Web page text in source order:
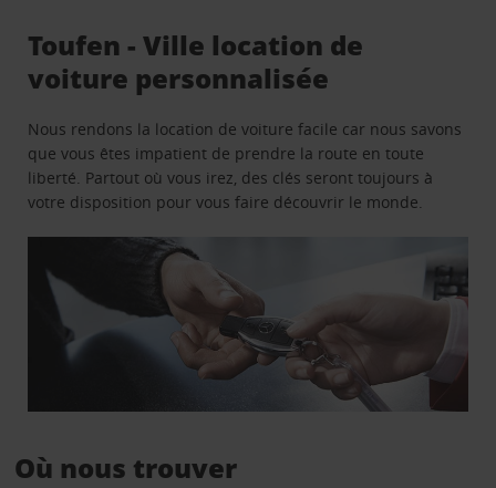
Toufen - Ville location de
voiture personnalisée
Nous rendons la location de voiture facile car nous savons
que vous êtes impatient de prendre la route en toute
liberté. Partout où vous irez, des clés seront toujours à
votre disposition pour vous faire découvrir le monde.
Où nous trouver